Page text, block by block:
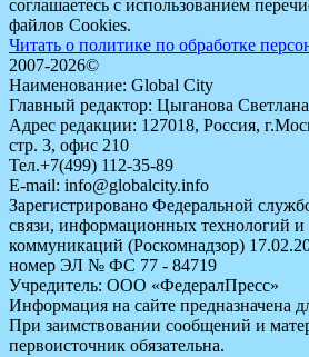
соглашаетесь с использованием
файлов Cookies.
Читать о политике по обработке
2007-2026©
Наименование: Global City
Главный редактор: Цыганова
Адрес редакции: 127018, Россия,
стр. 3, офис 210
Тел.+7(499) 112-35-89
E-mail: info@globalcity.info
Зарегистрировано Федеральной
связи, информационных технологий и
коммуникаций (Роскомнадзор)
номер ЭЛ № ФС 77 - 84719
Учредитель: ООО «ФедералПресс»
Информация на сайте предназначена
При заимствовании сообщений и
первоисточник обязательна.